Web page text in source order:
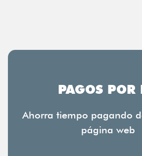
PAGOS POR
Ahorra tiempo pagando
página web